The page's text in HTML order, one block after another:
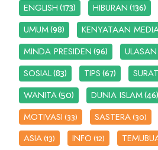
ENGLISH(173) HIBURAN(136)
UMUM(98) KENYATAAN
MINDA PRESIDEN(96) ULASAN
SOSIAL(83) TIPS(67)
WANITA(50) DUNIA ISLAM(46)
MOTIVASI(33) SASTERA(30)
ASIA(13) INFO(12)